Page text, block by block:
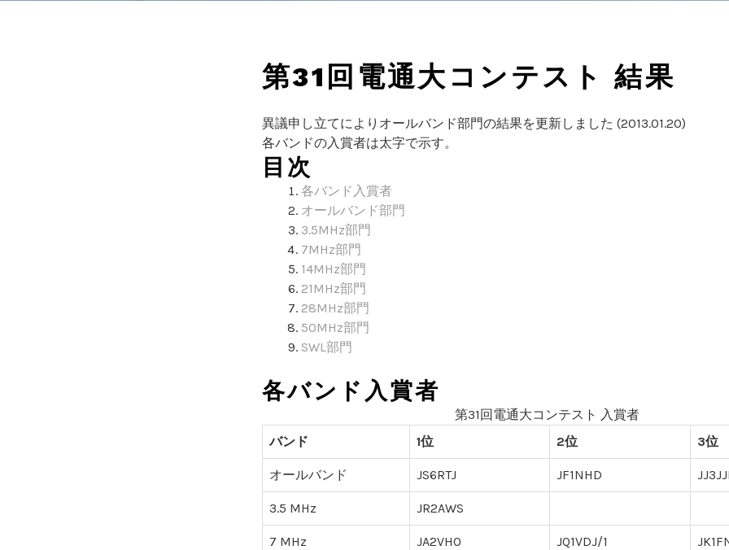
第31回電通大コンテスト 結果
異議申し立てによりオールバンド部門の結果を更新しました (2013.01.20)
各バンドの入賞者は太字で示す。
目次
各バンド入賞者
オールバンド部門
3.5MHz部門
7MHz部門
14MHz部門
21MHz部門
28MHz部門
50MHz部門
SWL部門
各バンド入賞者
第31回電通大コンテスト 入賞者
バンド
1位 2位 3位
オールバンド JS6RTJ JF1NHD
3.5 MHz JR2AWS
7 MHz JA2VHO JQ1VDJ/1